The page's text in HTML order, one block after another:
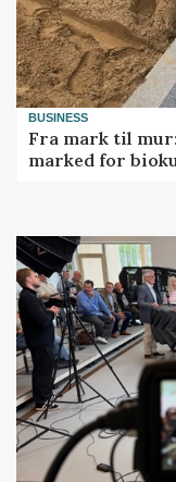
BUSINESS
Fra mark til
marked for